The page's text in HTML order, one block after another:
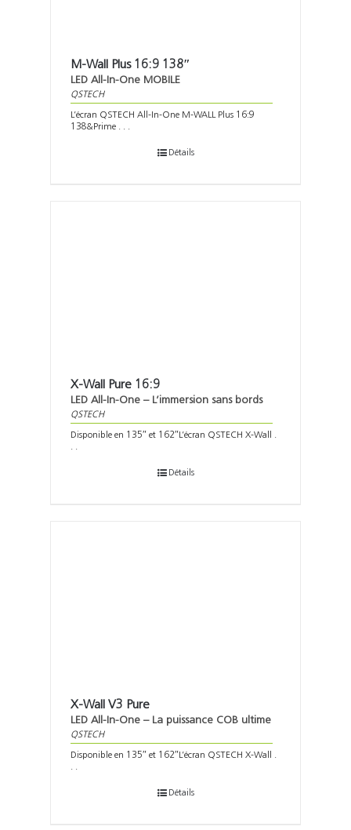
M-Wall Plus 16:9 138″
LED All-In-One MOBILE
QSTECH
L’écran QSTECH All-In-One M-WALL Plus 16:9
138&Prime . . .
Détails
X-Wall Pure 16:9
LED All-In-One – L’immersion sans bords
QSTECH
Disponible en 135″ et 162″L’écran QSTECH X-Wall .
. .
Détails
X-Wall V3 Pure
LED All-In-One – La puissance COB ultime
QSTECH
Disponible en 135″ et 162″L’écran QSTECH X-Wall .
. .
Détails